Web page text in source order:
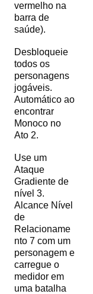
vermelho na
barra de
saúde).
Desbloqueie
todos os
personagens
jogáveis.
Automático ao
encontrar
Monoco no
Ato 2.
Use um
Ataque
Gradiente de
nível 3.
Alcance Nível
de
Relacioname
nto 7 com um
personagem e
carregue o
medidor em
uma batalha